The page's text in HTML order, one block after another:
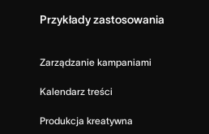
Przykłady zastosowania
Zarządzanie kampaniami
Kalendarz treści
Produkcja kreatywna